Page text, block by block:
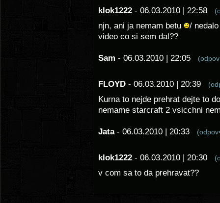
klok1222 - 06.03.2010 | 22:58
njn, ani ja nemam betu
/
video co si sem dal??
Sam - 06.03.2010 | 22:05
FLOYD - 06.03.2010 | 20:39
Kurna to nejde prehrat dejte to
nemame starcraft 2 vsicchni
Jata - 06.03.2010 | 20:33
klok1222 - 06.03.2010 | 20:30
v com sa to da prehravat??